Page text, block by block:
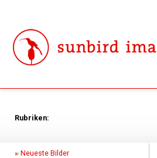
Rubriken:
Neueste Bilder